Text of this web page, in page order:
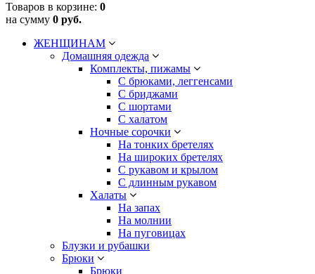
Товаров в корзине: 0
на сумму 0 руб.
ЖЕНЩИНАМ
Домашняя одежда
Комплекты, пижамы
С брюками, леггенсами
С бриджами
С шортами
С халатом
Ночные сорочки
На тонких бретелях
На широких бретелях
С рукавом и крылом
С длинным рукавом
Халаты
На запах
На молнии
На пуговицах
Блузки и рубашки
Брюки
Брюки